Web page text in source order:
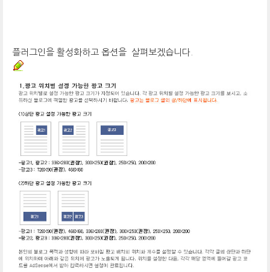
플러그인을 활성화하고 옵션을 살펴보겠습니다.